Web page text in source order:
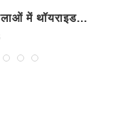
में थॉयराइड...